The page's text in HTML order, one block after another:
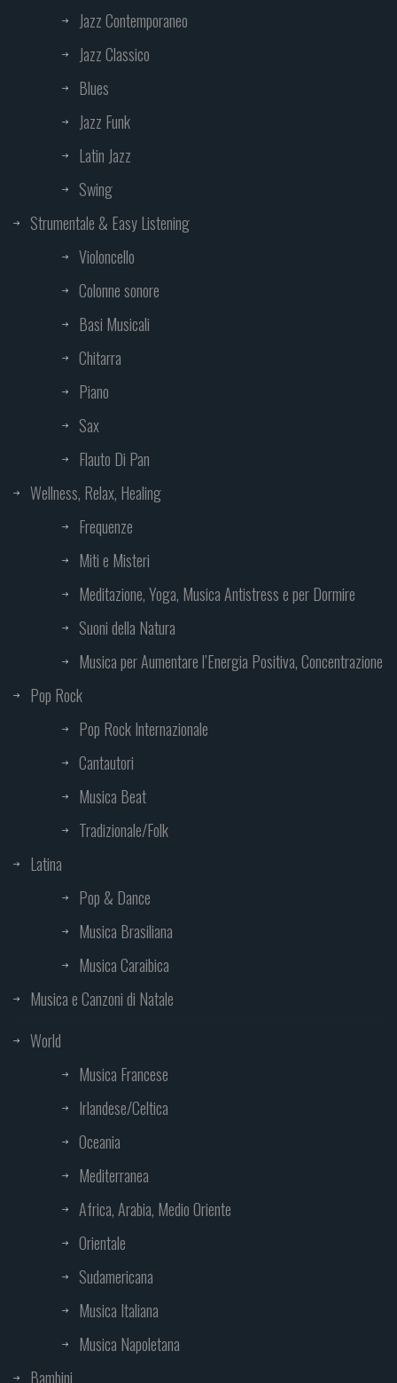
Jazz Contemporaneo
Jazz Classico
Blues
Jazz Funk
Latin Jazz
Swing
Strumentale & Easy Listening
Violoncello
Colonne sonore
Basi Musicali
Chitarra
Piano
Sax
Flauto Di Pan
Wellness, Relax, Healing
Frequenze
Miti e Misteri
Meditazione, Yoga, Musica Antistress e per Dormire
Suoni della Natura
Musica per Aumentare l’Energia Positiva, Concentrazione
Pop Rock
Pop Rock Internazionale
Cantautori
Musica Beat
Tradizionale/Folk
Latina
Pop & Dance
Musica Brasiliana
Musica Caraibica
Musica e Canzoni di Natale
World
Musica Francese
Irlandese/Celtica
Oceania
Mediterranea
Africa, Arabia, Medio Oriente
Orientale
Sudamericana
Musica Italiana
Musica Napoletana
Bambini